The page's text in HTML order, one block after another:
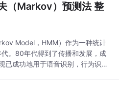
，一种是y1称之为弱分类器，另外
（Markov）预测法 整
Model，HMM）作为一种统计
。80年代得到了传播和发展，成
已成功地用于语音识别，行为识